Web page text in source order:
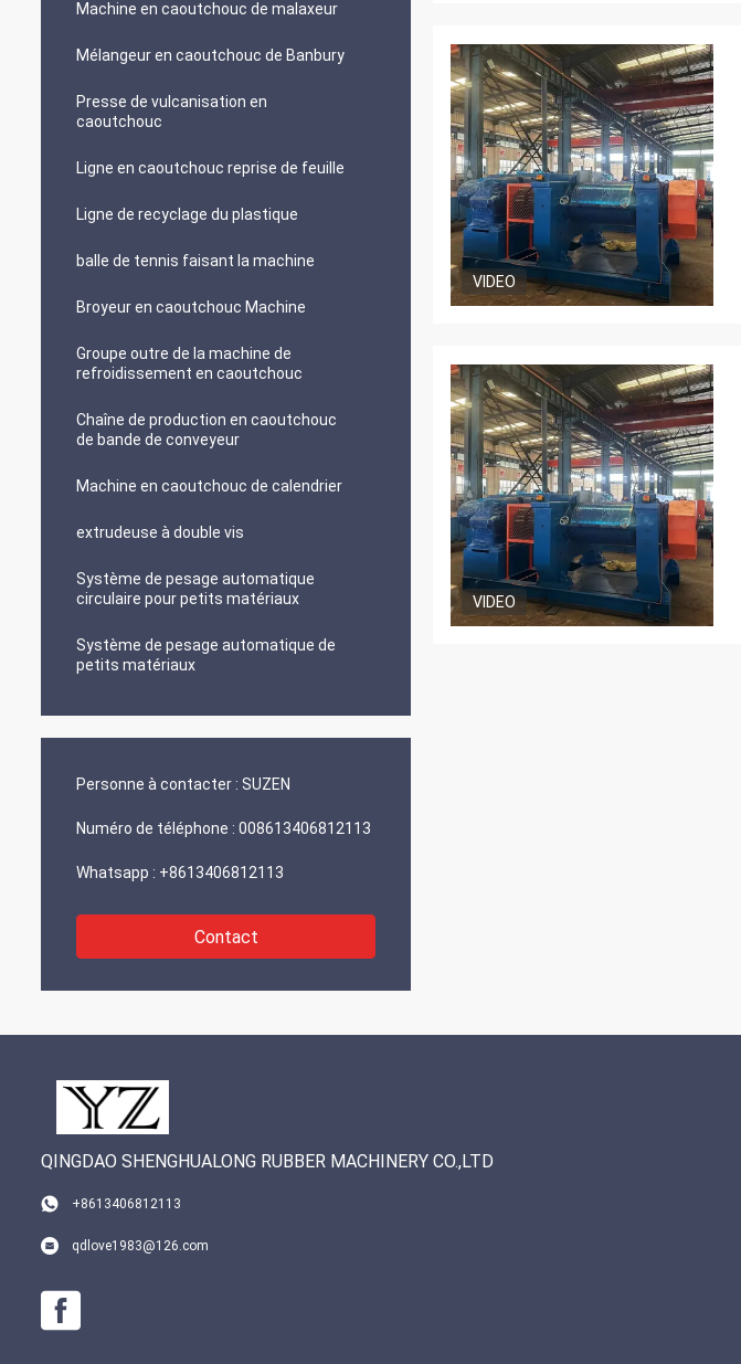
Machine en caoutchouc de malaxeur
Mélangeur en caoutchouc de Banbury
Presse de vulcanisation en
caoutchouc
Ligne en caoutchouc reprise de feuille
Ligne de recyclage du plastique
balle de tennis faisant la machine
Broyeur en caoutchouc Machine
Groupe outre de la machine de
refroidissement en caoutchouc
Chaîne de production en caoutchouc
de bande de conveyeur
Machine en caoutchouc de calendrier
extrudeuse à double vis
Système de pesage automatique
circulaire pour petits matériaux
Système de pesage automatique de
petits matériaux
Personne à contacter : SUZEN
Numéro de téléphone : 008613406812113
Whatsapp : +8613406812113
Contact
VIDEO
VIDEO
QINGDAO SHENGHUALONG RUBBER MACHINERY CO.,LTD
+8613406812113
qdlove1983@126.com